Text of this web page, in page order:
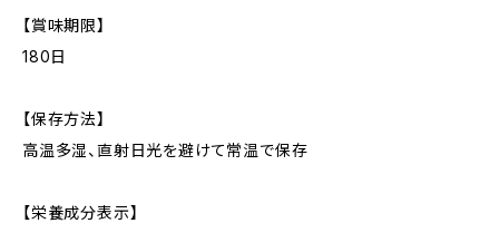
【賞味期限】
180日
【保存方法】
高温多湿、直射日光を避けて常温で保存
【栄養成分表示】